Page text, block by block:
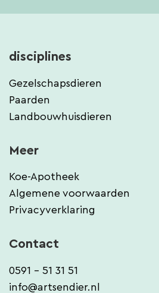
disciplines
Gezelschapsdieren
Paarden
Landbouwhuisdieren
Meer
Koe-Apotheek
Algemene voorwaarden
Privacyverklaring
Contact
0591 - 51 31 51
info@artsendier.nl